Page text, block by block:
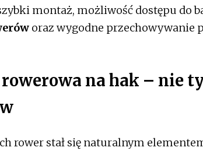
montaż, możliwość dostępu do
oraz wygodne przechowywanie
na hak – nie
rower stał się naturalnym